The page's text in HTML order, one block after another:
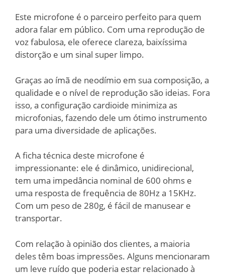
Este microfone é o parceiro perfeito para quem
adora falar em público. Com uma reprodução de
voz fabulosa, ele oferece clareza, baixíssima
distorção e um sinal super limpo.
Graças ao ímã de neodímio em sua composição, a
qualidade e o nível de reprodução são ideias. Fora
isso, a configuração cardioide minimiza as
microfonias, fazendo dele um ótimo instrumento
para uma diversidade de aplicações.
A ficha técnica deste microfone é
impressionante: ele é dinâmico, unidirecional,
tem uma impedância nominal de 600 ohms e
uma resposta de frequência de 80Hz a 15KHz.
Com um peso de 280g, é fácil de manusear e
transportar.
Com relação à opinião dos clientes, a maioria
deles têm boas impressões. Alguns mencionaram
um leve ruído que poderia estar relacionado à